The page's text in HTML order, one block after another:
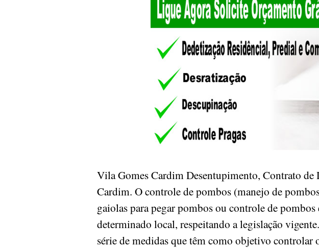
Vila Gomes Cardim Desentupimento, Contrato
Cardim. O controle de pombos (manejo de
gaiolas para pegar pombos ou controle de pombos
determinado local, respeitando a legislação
série de medidas que têm como objetivo controlar